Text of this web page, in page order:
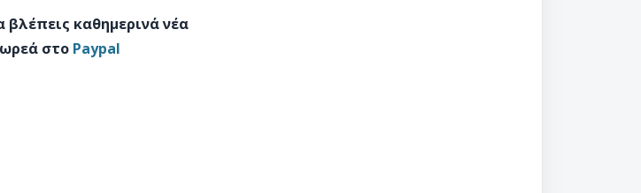
βλέπεις καθημερινά νέα
στο Paypal